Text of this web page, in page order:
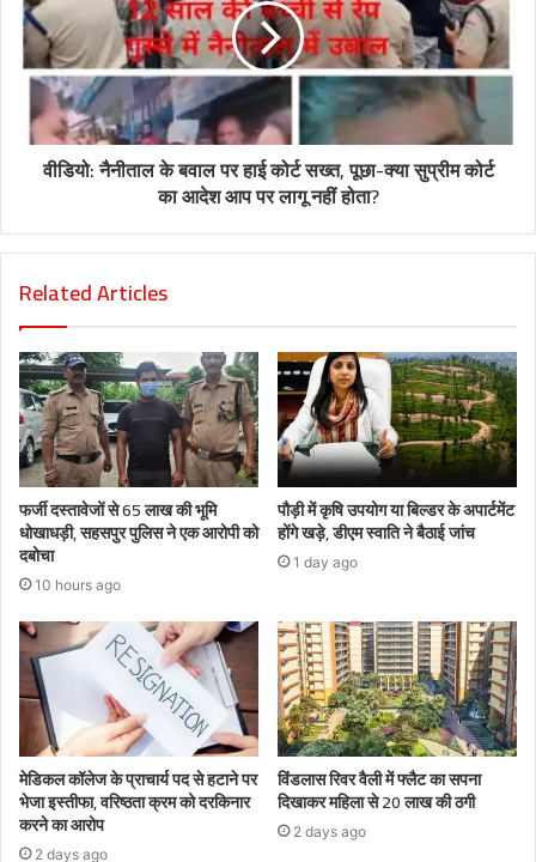
वीडियो: नैनीताल के बवाल पर हाई कोर्ट सख्त, पूछा-क्या सुप्रीम कोर्ट
का आदेश आप पर लागू नहीं होता?
Related Articles
फर्जी दस्तावेजों से 65 लाख की भूमि
धोखाधड़ी, सहसपुर पुलिस ने एक आरोपी को
दबोचा
10 hours ago
पौड़ी में कृषि उपयोग या बिल्डर के अपार्टमेंट
होंगे खड़े, डीएम स्वाति ने बैठाई जांच
1 day ago
मेडिकल कॉलेज के प्राचार्य पद से हटाने पर
भेजा इस्तीफा, वरिष्ठता क्रम को दरकिनार
करने का आरोप
2 days ago
विंडलास रिवर वैली में फ्लैट का सपना
दिखाकर महिला से 20 लाख की ठगी
2 days ago